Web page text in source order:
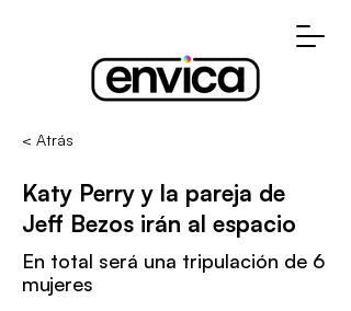
< Atrás
Katy Perry y la pareja de
Jeff Bezos irán al espacio
En total será una tripulación de 6
mujeres